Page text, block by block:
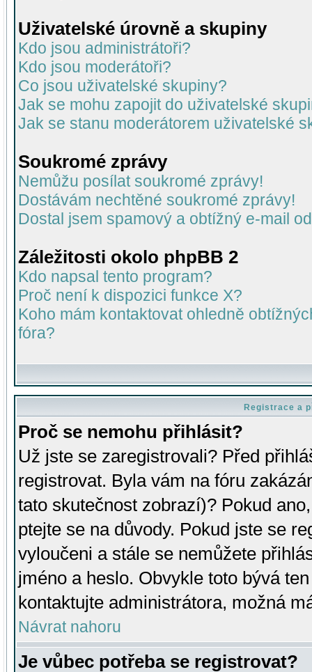
Uživatelské úrovně a skupiny
Kdo jsou administrátoři?
Kdo jsou moderátoři?
Co jsou uživatelské skupiny?
Jak se mohu zapojit do uživatelské
Jak se stanu moderátorem uživatelské
Soukromé zprávy
Nemůžu posílat soukromé zprávy!
Dostávám nechtěné soukromé zprávy!
Dostal jsem spamový a obtížný e-mail
Záležitosti okolo phpBB 2
Kdo napsal tento program?
Proč není k dispozici funkce X?
Koho mám kontaktovat ohledně
fóra?
Registrace a
Proč se nemohu přihlásit?
Už jste se zaregistrovali? Před
registrovat. Byla vám na fóru
tato skutečnost zobrazí)? Pokud
ptejte se na důvody. Pokud jste se
vyloučeni a stále se nemůžete
jméno a heslo. Obvykle toto bývá
kontaktujte administrátora, možná
Návrat nahoru
Je vůbec potřeba se registrovat?